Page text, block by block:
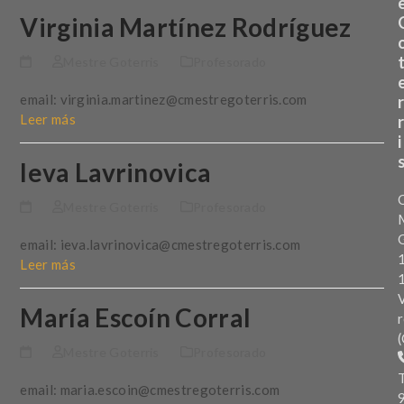
Virginia Martínez Rodríguez
email: virginia.martinez@cmestregoterris.com
Leer más
Ieva Lavrinovica
email: ieva.lavrinovica@cmestregoterris.com
Leer más
María Escoín Corral
email: maria.escoin@cmestregoterris.com
t
r
r
i